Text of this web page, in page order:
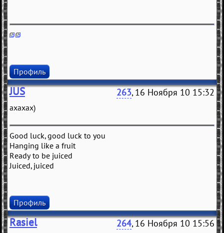
Профиль
JUS 263, 16 Ноября 10 15:32
ахахах)
Good luck, good luck to you
Hanging like a fruit
Ready to be juiced
Juiced, juiced
Профиль
Rasiel 264, 16 Ноября 10 15:56